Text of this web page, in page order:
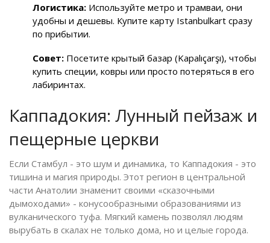
Логистика: Используйте метро и трамваи, они
удобны и дешевы. Купите карту Istanbulkart сразу
по прибытии.
Совет: Посетите крытый базар (Kapalıçarşı), чтобы
купить специи, ковры или просто потеряться в его
лабиринтах.
Каппадокия: Лунный пейзаж и
пещерные церкви
Если Стамбул - это шум и динамика, то Каппадокия - это
тишина и магия природы. Этот регион в центральной
части Анатолии знаменит своими «сказочными
дымоходами» - конусообразными образованиями из
вулканического туфа. Мягкий камень позволял людям
вырубать в скалах не только дома, но и целые города.